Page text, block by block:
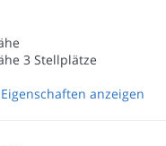
3 Stellplätze
anzeigen